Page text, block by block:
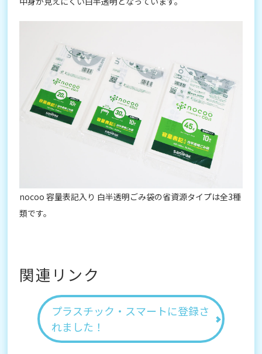
nocoo 容量表記入り 白半透明ごみ袋の省資源タイプは全3種
類です。
関連リンク
プラスチック・スマートに登録さ
れました！